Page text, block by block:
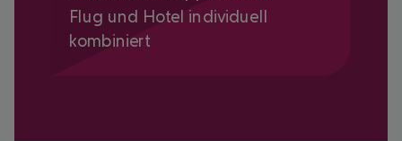
Flug und Hotel individuell
kombiniert